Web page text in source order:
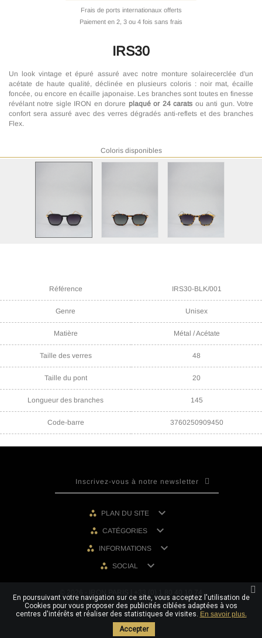
Frais de ports internationaux offerts
Paiement en 2, 3 ou 4 fois sans frais
IRS30
Un look vintage et épuré assuré avec notre monture solairecerclée d'un
acétate de haute qualité, déclinée en plusieurs coloris : noir mat, écaille
foncée, ou encore en écaille japonaise. Les branches sont toutes en finesse
révélant notre sigle IRON en dorure plaqué or 24 carats ou anti gun. Votre
confort sera assuré avec des verres dégradés anti-reflets et des branches
Flex.
Coloris disponibles
Référence IRS30-BLK/001
Genre Unisex
Matière Métal / Acétate
Taille des verres 48
Taille du pont 20
Longueur des branches 145
Code-barre 3760250909450
PLAN DU SITE 
CATÉGORIES 
INFORMATIONS 
SOCIAL 
En poursuivant votre navigation sur ce site, vous acceptez l'utilisation de
Cookies pour vous proposer des publicités ciblées adaptées à vos
centres d'intérêts et réaliser des statistiques de visites. En savoir plus.
Accepter